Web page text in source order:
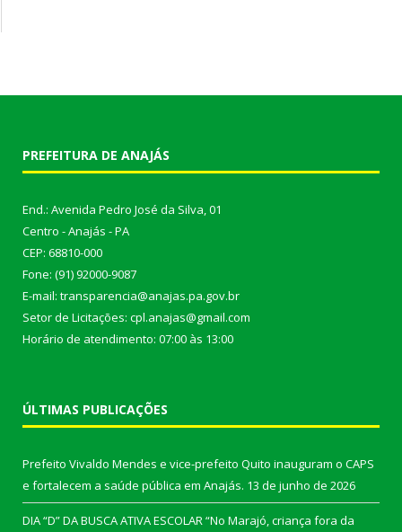
PREFEITURA DE ANAJÁS
End.: Avenida Pedro José da Silva, 01
Centro - Anajás - PA
CEP: 68810-000
Fone: (91) 92000-9087
E-mail: transparencia@anajas.pa.gov.br
Setor de Licitações: cpl.anajas@gmail.com
Horário de atendimento: 07:00 às 13:00
ÚLTIMAS PUBLICAÇÕES
Prefeito Vivaldo Mendes e vice-prefeito Quito inauguram o CAPS
e fortalecem a saúde pública em Anajás. 13 de junho de 2026
DIA “D” DA BUSCA ATIVA ESCOLAR “No Marajó, criança fora da